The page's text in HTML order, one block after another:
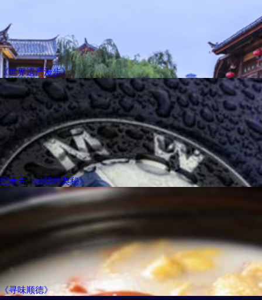
《世界遗产漫步》
纪录片《品牌的奥秘》
《寻味顺德》